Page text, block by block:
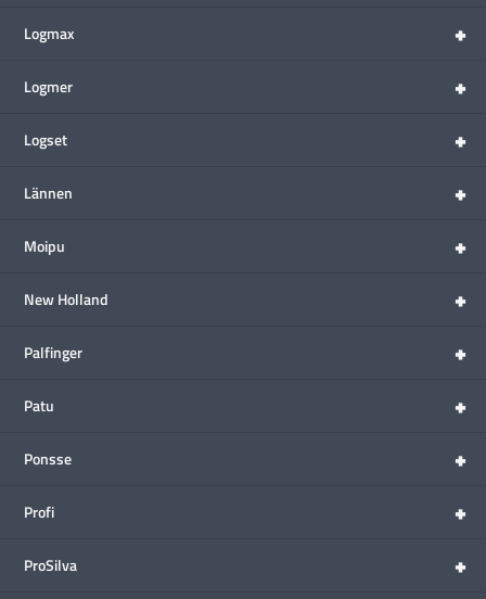
+
Logmax
+
Logmer
+
Logset
+
Lännen
+
Moipu
+
New Holland
+
Palfinger
+
Patu
+
Ponsse
+
Profi
+
ProSilva